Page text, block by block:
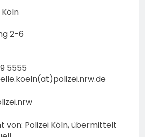
2-6
5555
von: Polizei Köln, übermittelt